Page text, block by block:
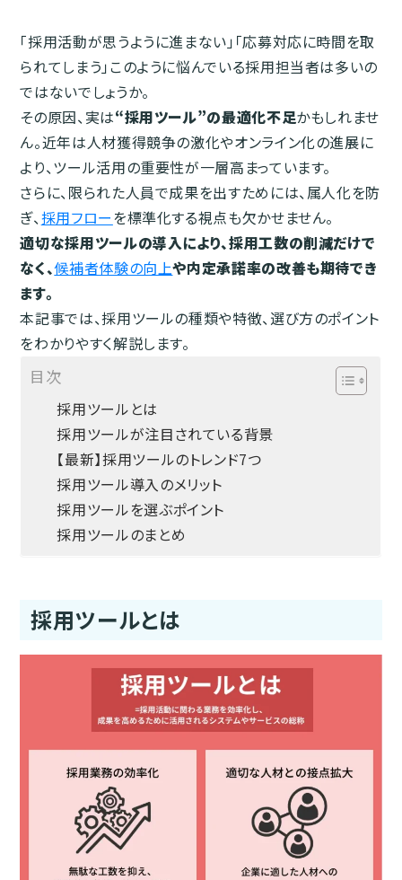
「採用活動が思うように進まない」「応募対応に時間を取
られてしまう」このように悩んでいる採用担当者は多いの
ではないでしょうか。
その原因、実は“採用ツール”の最適化不足かもしれませ
ん。近年は人材獲得競争の激化やオンライン化の進展に
より、ツール活用の重要性が一層高まっています。
さらに、限られた人員で成果を出すためには、属人化を防
ぎ、採用フローを標準化する視点も欠かせません。
適切な採用ツールの導入により、採用工数の削減だけで
なく、候補者体験の向上や内定承諾率の改善も期待でき
ます。
本記事では、採用ツールの種類や特徴、選び方のポイント
をわかりやすく解説します。
目次
採用ツールとは
採用ツールが注目されている背景
【最新】採用ツールのトレンド7つ
採用ツール導入のメリット
採用ツールを選ぶポイント
採用ツールのまとめ
採用ツールとは